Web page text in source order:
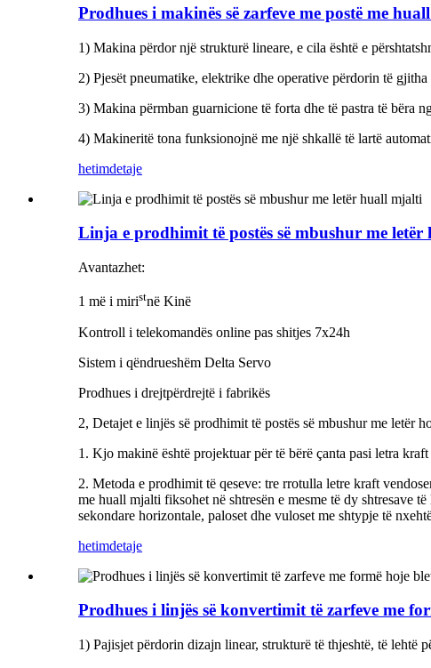
Prodhues i makinës së zarfeve me postë me
1) Makina përdor një strukturë lineare, e cila është e
2) Pjesët pneumatike, elektrike dhe operative përdorin të
3) Makina përmban guarnicione të forta dhe të pastra të bëra
4) Makineritë tona funksionojnë me një shkallë të lartë
hetimdetaje
Linja e prodhimit të postës së mbushur me
Avantazhet:
1 më i miristnë Kinë
Kontroll i telekomandës online pas shitjes 7x24h
Sistem i qëndrueshëm Delta Servo
Prodhues i drejtpërdrejtë i fabrikës
2, Detajet e linjës së prodhimit të postës së mbushur me letër
1. Kjo makinë është projektuar për të bërë çanta pasi letra
2. Metoda e prodhimit të qeseve: tre rrotulla letre kraft
me huall mjalti fiksohet në shtresën e mesme të dy shtresave
sekondare horizontale, paloset dhe vuloset me shtypje të
hetimdetaje
Prodhues i linjës së konvertimit të zarfeve me
1) Pajisjet përdorin dizajn linear, strukturë të thjeshtë, të lehtë